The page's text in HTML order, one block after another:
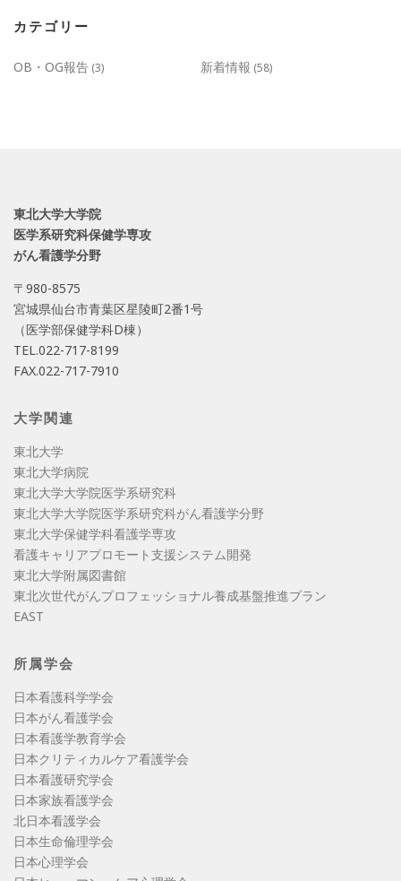
カテゴリー
OB・OG報告 (3) 新着情報 (58)
東北大学大学院
医学系研究科保健学専攻
がん看護学分野
〒980-8575
宮城県仙台市青葉区星陵町2番1号
（医学部保健学科D棟）
TEL.022-717-8199
FAX.022-717-7910
大学関連
東北大学
東北大学病院
東北大学大学院医学系研究科
東北大学大学院医学系研究科がん看護学分野
東北大学保健学科看護学専攻
看護キャリアプロモート支援システム開発
東北大学附属図書館
東北次世代がんプロフェッショナル養成基盤推進プラン
EAST
所属学会
日本看護科学学会
日本がん看護学会
日本看護学教育学会
日本クリティカルケア看護学会
日本看護研究学会
日本家族看護学会
北日本看護学会
日本生命倫理学会
日本心理学会